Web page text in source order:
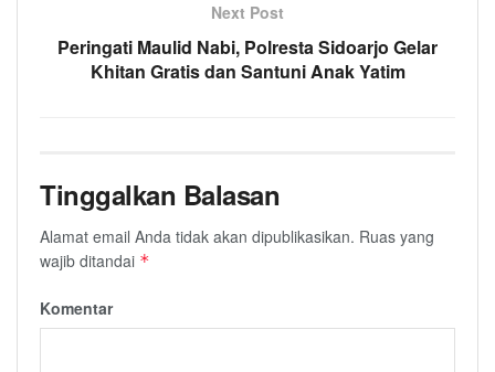
Next Post
Peringati Maulid Nabi, Polresta Sidoarjo Gelar
Khitan Gratis dan Santuni Anak Yatim
Tinggalkan Balasan
Alamat email Anda tidak akan dipublikasikan. Ruas yang
wajib ditandai *
Komentar